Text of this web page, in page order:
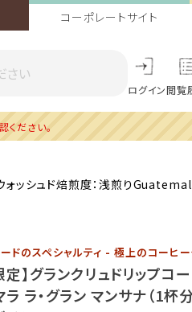
コーポレートサイト
ログイン閲覧
ださい。
ウォッシュド焙煎度：浅煎り
ードのスペシャルティ - 極上のコーヒ
定】グランクリュドリップコ
ラ ラ・グラン マンサナ（1杯分